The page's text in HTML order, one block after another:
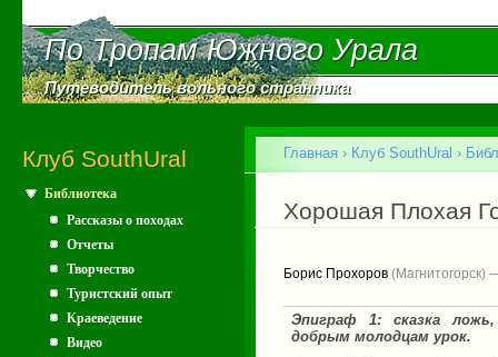
По Тропам Южного Урала
По Тропам Южного Урала
Путеводитель вольного странника
Путеводитель вольного странника
Клуб SouthUral
Библиотека
Рассказы о походах
Отчеты
Творчество
Туристский опыт
Краеведение
Видео
Вы здесь
Главная › Клуб SouthUral ›
Хорошая Плохая
Борис Прохоров (Магнитогорск)
Эпиграф 1: сказка
добрым молодцам урок.